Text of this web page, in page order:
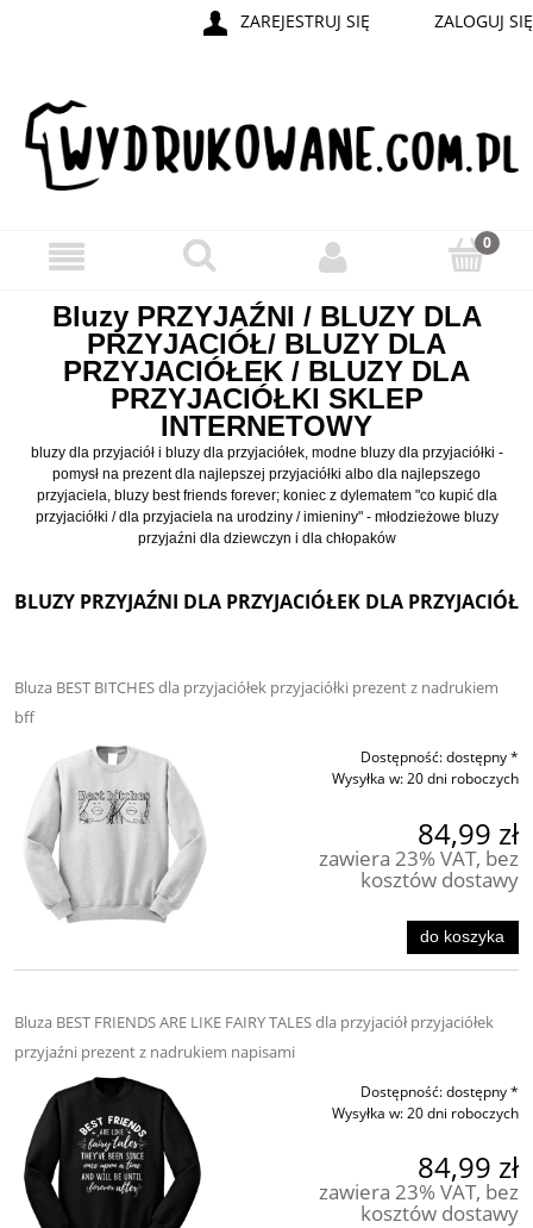
ZAREJESTRUJ SIĘ ZALOGUJ SIĘ
Bluzy PRZYJAŹNI / BLUZY DLA
PRZYJACIÓŁ/ BLUZY DLA
PRZYJACIÓŁEK / BLUZY DLA
PRZYJACIÓŁKI SKLEP
INTERNETOWY
bluzy dla przyjaciół i bluzy dla przyjaciółek, modne bluzy dla przyjaciółki -
pomysł na prezent dla najlepszej przyjaciółki albo dla najlepszego
przyjaciela, bluzy best friends forever; koniec z dylematem "co kupić dla
przyjaciółki / dla przyjaciela na urodziny / imieniny" - młodzieżowe bluzy
przyjaźni dla dziewczyn i dla chłopaków
BLUZY PRZYJAŹNI DLA PRZYJACIÓŁEK DLA PRZYJACIÓŁ
Bluza BEST BITCHES dla przyjaciółek przyjaciółki prezent z nadrukiem
bff
Dostępność:dostępny *
Wysyłka w:20 dni roboczych
84,99 zł
zawiera 23% VAT, bez
kosztów dostawy
do koszyka
Bluza BEST FRIENDS ARE LIKE FAIRY TALES dla przyjaciół przyjaciółek
przyjaźni prezent z nadrukiem napisami
Dostępność:dostępny *
Wysyłka w:20 dni roboczych
84,99 zł
zawiera 23% VAT, bez
kosztów dostawy